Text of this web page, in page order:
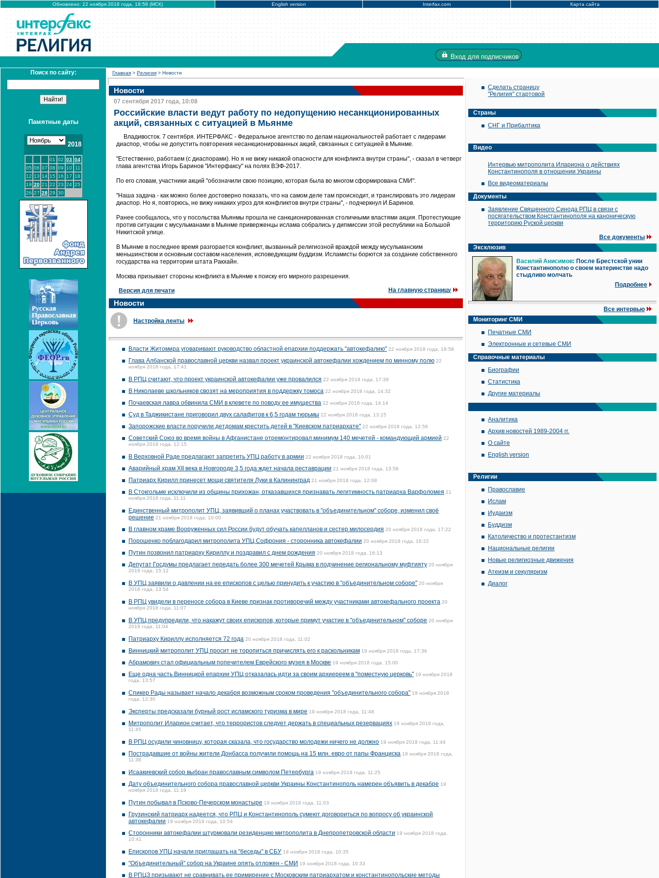
Обновлено: 22 ноября 2018 года, 18:58 (МСК) English version Interfax.com Карта сайта
Вход для подписчиков
Поиск по сайту:
Памятные даты
2018
01 02 03 04
05 06 07 08 09 10
11
12 13 14 15 16 17
18
19 20 21 22 23 24 25
26 27 28 29 30
Главная > Религия > Новости
Новости
07 сентября 2017 года, 10:08
Российские власти ведут работу по недопущению несанкционированных
акций, связанных с ситуацией в Мьянме
Владивосток. 7 сентября. ИНТЕРФАКС - Федеральное агентство по делам национальностей работает с лидерами
диаспор, чтобы не допустить повторения несанкционированных акций, связанных с ситуацией в Мьянме.
"Естественно, работаем (с диаспорами). Но я не вижу никакой опасности для конфликта внутри страны", - сказал в четверг
глава агентства Игорь Баринов "Интерфаксу" на полях ВЭФ-2017.
По его словам, участники акций "обозначили свою позицию, которая была во многом сформирована СМИ".
"Наша задача - как можно более достоверно показать, что на самом деле там происходит, и транслировать это лидерам
диаспор. Но я, повторюсь, не вижу никаких угроз для конфликтов внутри страны", - подчеркнул И.Баринов.
Ранее сообщалось, что у посольства Мьянмы прошла не санкционированная столичными властями акция. Протестующие
против ситуации с мусульманами в Мьянме приверженцы ислама собрались у дипмиссии этой республики на Большой
Никитской улице.
В Мьянме в последнее время разгорается конфликт, вызванный религиозной враждой между мусульманским
меньшинством и основным составом населения, исповедующим буддизм. Исламисты борются за создание собственного
государства на территории штата Ракхайн.
Москва призывает стороны конфликта в Мьянме к поиску его мирного разрешения.
Версия для печати На главную страницу
Новости
Настройка ленты
Власти Житомира уговаривают руководство областной епархии поддержать "автокефалию" 22 ноября 2018 года, 18:58
Глава Албанской православной церкви назвал проект украинской автокефалии хождением по минному полю 22
ноября 2018 года, 17:41
В РПЦ считают, что проект украинской автокефалии уже провалился 22 ноября 2018 года, 17:39
В Николаеве школьников свозят на мероприятия в поддержку томоса 22 ноября 2018 года, 14:32
Почаевская лавра обвинила СМИ в клевете по поводу ее имущества 22 ноября 2018 года, 14:14
Суд в Таджикистане приговорил двух салафитов к 6,5 годам тюрьмы 22 ноября 2018 года, 13:15
Запорожские власти поручили детдомам крестить детей в "Киевском патриархате" 22 ноября 2018 года, 12:56
Советский Союз во время войны в Афганистане отремонтировал минимум 140 мечетей - командующий армией 22
ноября 2018 года, 12:15
В Верховной Раде предлагают запретить УПЦ работу в армии 22 ноября 2018 года, 10:01
Аварийный храм XII века в Новгороде 3,5 года ждет начала реставрации 21 ноября 2018 года, 13:58
Патриарх Кирилл принесет мощи святителя Луки в Калининград 21 ноября 2018 года, 12:08
В Стокгольме исключили из общины прихожан, отказавшихся признавать легитимность патриарха Варфоломея 21
ноября 2018 года, 11:11
Единственный митрополит УПЦ, заявивший о планах участвовать в "объединительном" соборе, изменил своё
решение 21 ноября 2018 года, 10:00
В главном храме Вооруженных сил России будут обучать капелланов и сестер милосердия 20 ноября 2018 года, 17:22
Порошенко поблагодарил митрополита УПЦ Софрония - сторонника автокефалии 20 ноября 2018 года, 16:22
Путин позвонил патриарху Кириллу и поздравил с днем рождения 20 ноября 2018 года, 16:13
Депутат Госдумы предлагает передать более 300 мечетей Крыма в подчинение региональному муфтияту 20 ноября
2018 года, 15:12
В УПЦ заявили о давлении на ее епископов с целью принудить к участию в "объединительном соборе" 20 ноября
2018 года, 13:54
В РПЦ увидели в переносе собора в Киеве признак противоречий между участниками автокефального проекта 20
ноября 2018 года, 11:07
В УПЦ предупредили, что накажут своих епископов, которые примут участие в "объединительном" соборе 20 ноября
2018 года, 11:04
Патриарху Кириллу исполняется 72 года 20 ноября 2018 года, 11:02
Винницкий митрополит УПЦ просит не торопиться причислять его к раскольникам 19 ноября 2018 года, 17:36
Абрамович стал официальным попечителем Еврейского музея в Москве 19 ноября 2018 года, 15:00
Еще одна часть Винницкой епархии УПЦ отказалась идти за своим архиереем в "поместную церковь" 19 ноября 2018
года, 13:57
Спикер Рады называет начало декабря возможным сроком проведения "объединительного собора" 19 ноября 2018
года, 12:30
Эксперты предсказали бурный рост исламского туризма в мире 19 ноября 2018 года, 11:48
Митрополит Иларион считает, что террористов следует держать в специальных резервациях 19 ноября 2018 года,
11:45
В РПЦ осудили чиновницу, которая сказала, что государство молодежи ничего не должно 19 ноября 2018 года, 11:44
Пострадавшие от войны жители Донбасса получили помощь на 15 млн. евро от папы Франциска 19 ноября 2018 года,
11:38
Исаакиевский собор выбран православным символом Петербурга 19 ноября 2018 года, 11:25
Дату объединительного собора православной церкви Украины Константинополь намерен объявить в декабре 19
ноября 2018 года, 11:19
Путин побывал в Псково-Печерском монастыре 19 ноября 2018 года, 11:03
Грузинский патриарх надеется, что РПЦ и Константинополь сумеют договориться по вопросу об украинской
автокефалии 19 ноября 2018 года, 10:54
Сторонники автокефалии штурмовали резиденцию митрополита в Днепропетровской области 19 ноября 2018 года,
10:41
Епископов УПЦ начали приглашать на "беседы" в СБУ 19 ноября 2018 года, 10:35
"Объединительный" собор на Украине опять отложен - СМИ 19 ноября 2018 года, 10:33
В РПЦЗ призывают не сравнивать ее примирение с Московским патриархатом и константинопольские методы
Сделать страницу
"Религия" стартовой
Страны
СНГ и Прибалтика
Видео
Интервью митрополита Илариона о действиях
Константинополя в отношении Украины
Все видеоматериалы
Документы
Заявление Священного Синода РПЦ в связи с
посягательством Константинополя на каноническую
территорию Руской церкви
Все документы
Эксклюзив
Василий Анисимов: После Брестской унии
Константинополю о своем материнстве надо
стыдливо молчать
Подробнее
Все интервью
Мониторинг СМИ
Печатные СМИ
Электронные и сетевые СМИ
Справочные материалы
Биографии
Статистика
Другие материалы
Аналитика
Архив новостей 1989-2004 гг.
О сайте
English version
Религии
Православие
Ислам
Иудаизм
Буддизм
Католичество и протестантизм
Национальные религии
Новые религиозные движения
Атеизм и секуляризм
Диалог